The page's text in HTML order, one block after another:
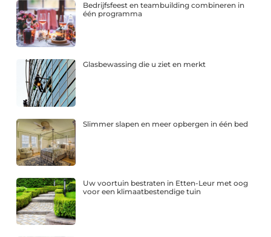
Bedrijfsfeest en teambuilding combineren in
één programma
Glasbewassing die u ziet en merkt
Slimmer slapen en meer opbergen in één bed
Uw voortuin bestraten in Etten-Leur met oog
voor een klimaatbestendige tuin